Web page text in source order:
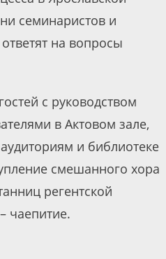
семинаристов и
на вопросы
с руководством
в Актовом зале,
и библиотеке
смешанного хора
регентской
чаепитие.